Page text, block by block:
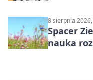
8 sierpnia
Spacer
nauka